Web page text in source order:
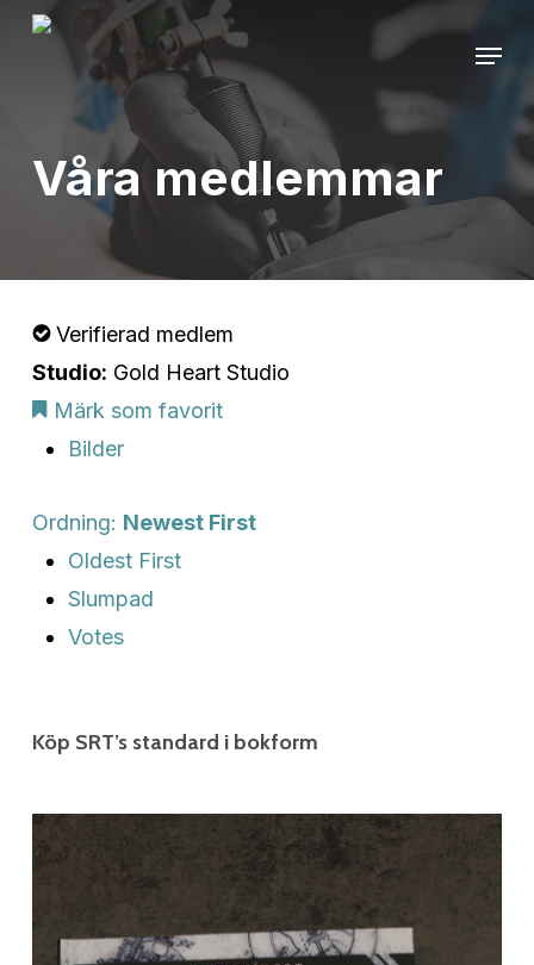
Skip
Menu
Våra medlemmar
Verifierad medlem
Studio: Gold Heart Studio
Märk som favorit
Bilder
Ordning: Newest First
Oldest First
Slumpad
Votes
Köp SRT’s standard i bokform